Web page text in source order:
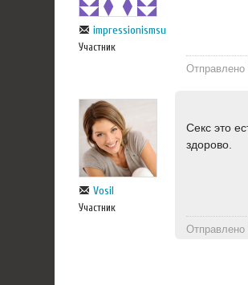
impressionismsu
Участник
Vosil
Участник
Секс это
здорово.